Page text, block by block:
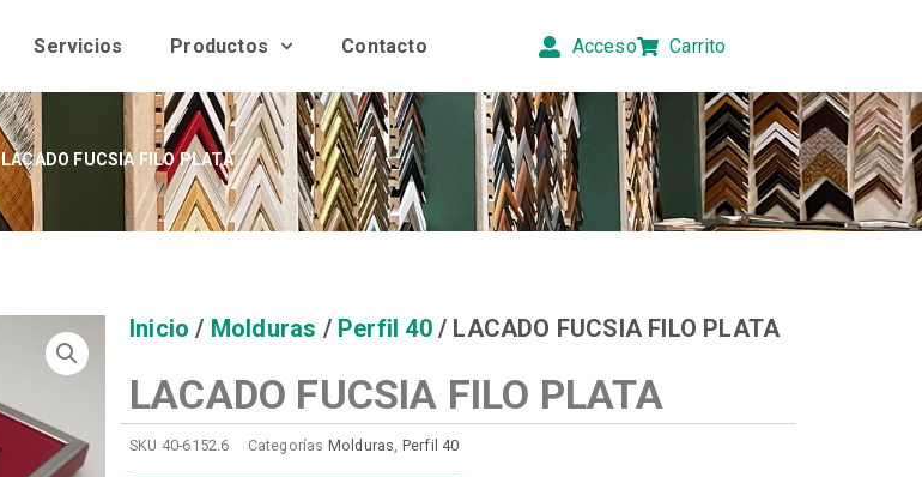
Servicios Productos Contacto Acceso Carrito
LACADO FUCSIA FILO PLATA
Inicio / Molduras / Perfil 40/ LACADO FUCSIA FILO PLATA
LACADO FUCSIA FILO PLATA
SKU 40-6152.6 Categorías Molduras, Perfil 40